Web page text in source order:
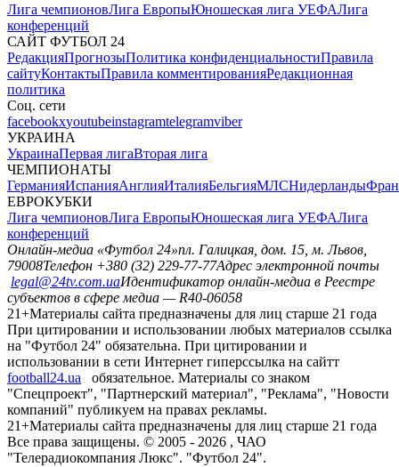
Лига чемпионовЛига ЕвропыЮношеская лига УЕФАЛига
конференций
САЙТ ФУТБОЛ 24
РедакцияПрогнозыПолитика конфиденциальностиПравила
сайтуКонтактыПравила комментированияРедакционная
политика
Соц. сети
facebookxyoutubeinstagramtelegramviber
УКРАИНА
УкраинаПервая лигаВторая лига
ЧЕМПИОНАТЫ
ГерманияИспанияАнглияИталияБельгияМЛСНидерланды
ЕВРОКУБКИ
Лига чемпионовЛига ЕвропыЮношеская лига УЕФАЛига
конференций
Онлайн-медиа «Футбол 24»пл. Галицкая, дом. 15, м. Львов,
79008Телефон +380 (32) 229-77-77Адрес электронной почты
legal@24tv.com.uaИдентификатор онлайн-медиа в Реестре
субъектов в сфере медиа — R40-06058
21+Материалы сайта предназначены для лиц старше 21 года
При цитировании и использовании любых материалов ссылка
на "Футбол 24" обязательна. При цитировании и
использовании в сети Интернет гиперссылка на сайтт
football24.ua
обязательное. Материалы со знаком
"Спецпроект", "Партнерский материал", "Реклама", "Новости
компаний" публикуем на правах рекламы.
21+Материалы сайта предназначены для лиц старше 21 года
Все права защищены. © 2005 - 2026 , ЧАО
"Телерадиокомпания Люкс". "Футбол 24".